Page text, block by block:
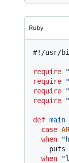
Ruby
#!/usr/
require
require
require
require
def main
case
when
    puts
when